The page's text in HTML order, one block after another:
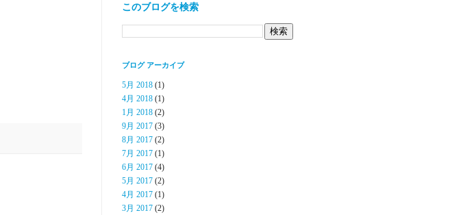
このブログを検索
ブログ アーカイブ
5月 2018 (1)
4月 2018 (1)
1月 2018 (2)
9月 2017 (3)
8月 2017 (2)
7月 2017 (1)
6月 2017 (4)
5月 2017 (2)
4月 2017 (1)
3月 2017 (2)